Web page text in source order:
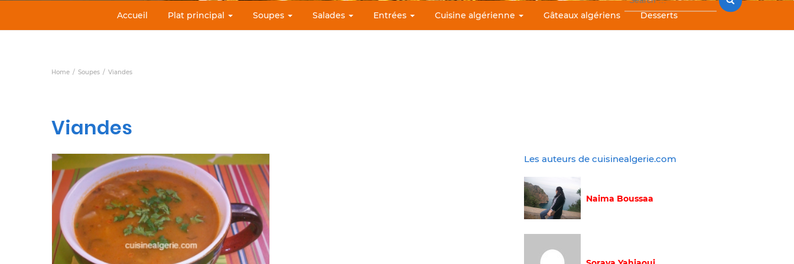
Accueil Plat principal Soupes Salades Entrées Cuisine algérienne Gâteaux algériens Desserts
Home Soupes Viandes
Viandes
Les auteurs de cuisinealgerie.com
Naima Boussaa